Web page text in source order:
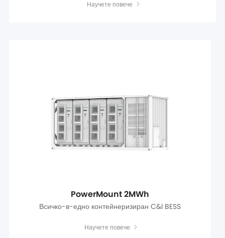
Научете повече
PowerMount 2MWh
Всичко-в-едно контейнеризиран C&I BESS
Научете повече